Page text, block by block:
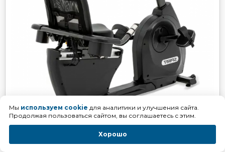
Мы используем cookie для аналитики и улучшения сайта.
Продолжая пользоваться сайтом, вы соглашаетесь с этим.
Хорошо